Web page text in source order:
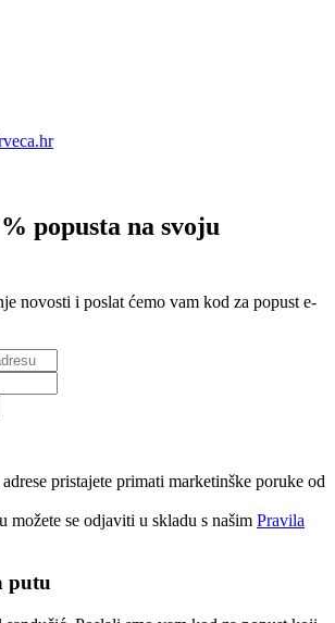
popusta na svoju
novosti i poslat ćemo vam kod za popust e-
pristajete primati marketinške poruke od
možete se odjaviti u skladu s našim Pravila
putu